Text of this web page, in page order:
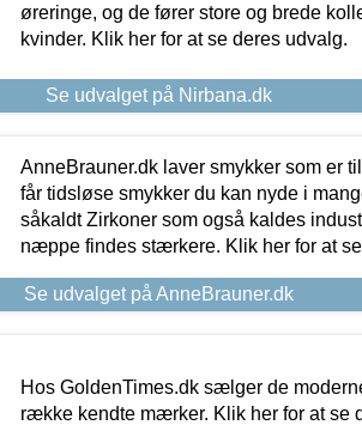
øreringe, og de fører store og brede
kvinder. Klik her for at se deres udvalg.
Se udvalget på Nirbana.dk
AnneBrauner.dk laver smykker som er
får tidsløse smykker du kan nyde i
såkaldt Zirkoner som også kaldes
næppe findes stærkere. Klik her for at
Se udvalget på AnneBrauner.dk
Hos GoldenTimes.dk sælger de
række kendte mærker. Klik her for at se